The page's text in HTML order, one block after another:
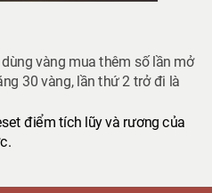
vàng mua thêm số lần mở
30 vàng, lần thứ 2 trở đi là
điểm tích lũy và rương của